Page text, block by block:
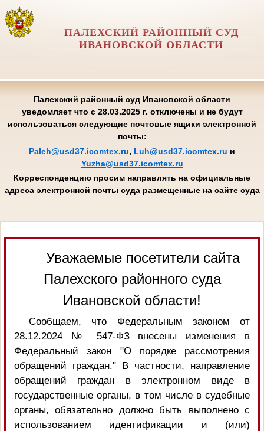
ПАЛЕХСКИЙ РАЙОННЫЙ СУД
ИВАНОВСКОЙ ОБЛАСТИ
Палехский районный суд Ивановской области
уведомляет что с 28.03.2025 г. отключены и не будут
использоваться следующие почтовые ящики электронной
почты:
Paleh@usd37.icomtex.ru, Luh@usd37.icomtex.ru и
Yuzha@usd37.icomtex.ru
Корреспонденцию просим направлять на официальные
адреса электронной почты суда размещенные на сайте суда
Уважаемые посетители сайта
Палехского районного суда
Ивановской области!
Сообщаем, что Федеральным законом от
28.12.2024 № 547-ФЗ внесены изменения в
Федеральный закон "О порядке рассмотрения
обращений граждан." В частности, направление
обращений граждан в электронном виде в
государственные органы, в том числе в судебные
органы, обязательно должно быть выполнено с
использованием идентификации и (или)